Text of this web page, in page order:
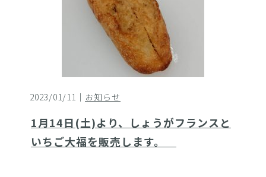
2023/01/11｜ お知らせ
1月14日(土)より、しょうがフランスと
いちご大福を販売します。